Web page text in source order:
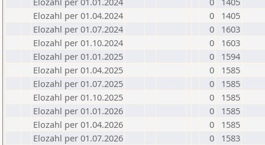
Elozahl per 01.04.2024
0
1405
Elozahl per 01.07.2024
0
1603
Elozahl per 01.10.2024
0
1603
Elozahl per 01.01.2025
0
1594
Elozahl per 01.04.2025
0
1585
Elozahl per 01.07.2025
0
1585
Elozahl per 01.10.2025
0
1585
Elozahl per 01.01.2026
0
1585
Elozahl per 01.04.2026
0
1585
Elozahl per 01.07.2026
0
1583